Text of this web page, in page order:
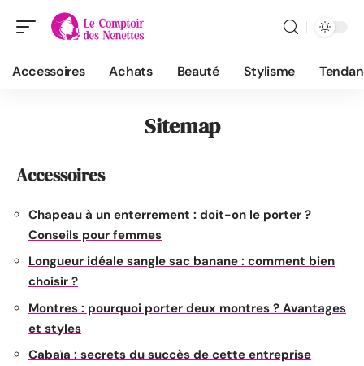
Accessoires Achats Beauté Stylisme
Sitemap
Accessoires
Chapeau à un enterrement : doit-on le porter ?
Conseils pour femmes
Longueur idéale sangle sac banane : comment bien
choisir ?
Montres : pourquoi porter deux montres ? Avantages
et styles
Cabaïa : secrets du succès de cette entreprise